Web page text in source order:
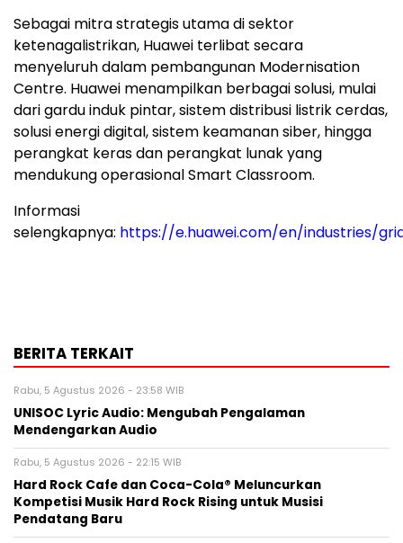
Sebagai mitra strategis utama di sektor
ketenagalistrikan, Huawei terlibat secara
menyeluruh dalam pembangunan Modernisation
Centre. Huawei menampilkan berbagai solusi, mulai
dari gardu induk pintar, sistem distribusi listrik cerdas,
solusi energi digital, sistem keamanan siber, hingga
perangkat keras dan perangkat lunak yang
mendukung operasional Smart Classroom.
Informasi
selengkapnya: https://e.huawei.com/en/industries/
BERITA TERKAIT
Rabu, 5 Agustus 2026 - 23:58 WIB
UNISOC Lyric Audio: Mengubah Pengalaman
Mendengarkan Audio
Rabu, 5 Agustus 2026 - 22:15 WIB
Hard Rock Cafe dan Coca-Cola® Meluncurkan
Kompetisi Musik Hard Rock Rising untuk Musisi
Pendatang Baru